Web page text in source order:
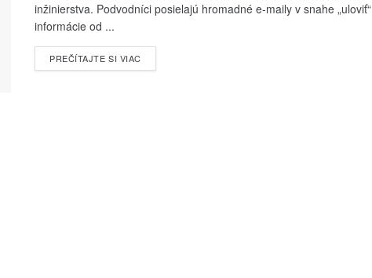
inžinierstva. Podvodníci posielajú hromadné e-maily v snahe „uloviť“
informácie od ...
PREČÍTAJTE SI VIACDETAILS